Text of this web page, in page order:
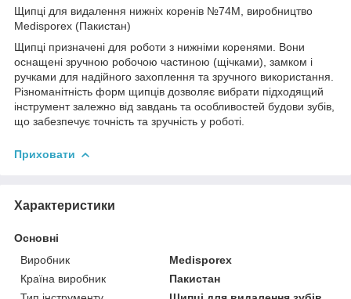
Щипці для видалення нижніх коренів №74M, виробництво
Medisporex (Пакистан)
Щипці призначені для роботи з нижніми коренями. Вони
оснащені зручною робочою частиною (щічками), замком і
ручками для надійного захоплення та зручного використання.
Різноманітність форм щипців дозволяє вибрати підходящий
інструмент залежно від завдань та особливостей будови зубів,
що забезпечує точність та зручність у роботі.
Приховати
Характеристики
Основні
Виробник
Medisporex
Країна виробник
Пакистан